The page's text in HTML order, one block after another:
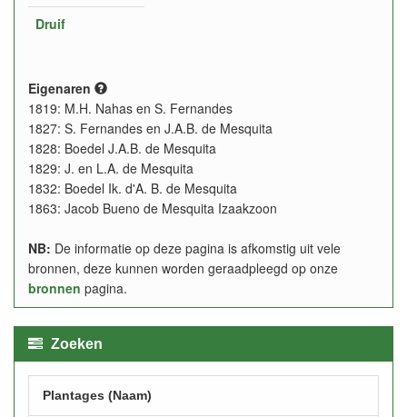
Druif
Eigenaren
1819: M.H. Nahas en S. Fernandes
1827: S. Fernandes en J.A.B. de Mesquita
1828: Boedel J.A.B. de Mesquita
1829: J. en L.A. de Mesquita
1832: Boedel Ik. d'A. B. de Mesquita
1863: Jacob Bueno de Mesquita Izaakzoon
NB: De informatie op deze pagina is afkomstig uit vele
bronnen, deze kunnen worden geraadpleegd op onze
bronnen pagina.
Zoeken
Plantages (Naam)